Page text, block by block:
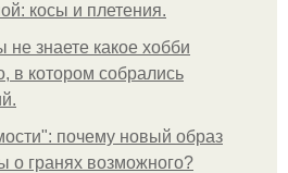
косы и плетения.
не знаете какое хобби
в котором собрались
почему новый образ
о гранях возможного?